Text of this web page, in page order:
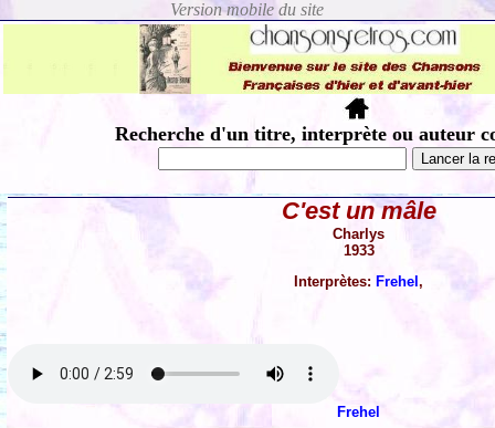
Recherche d'un titre, interprète ou auteur
C'est un mâle
Charlys
1933
Interprètes: Frehel,
Frehel